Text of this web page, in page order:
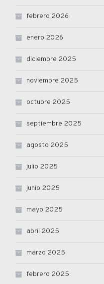
febrero 2026
enero 2026
diciembre 2025
noviembre 2025
octubre 2025
septiembre 2025
agosto 2025
julio 2025
junio 2025
mayo 2025
abril 2025
marzo 2025
febrero 2025